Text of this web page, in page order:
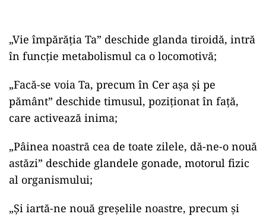
„Vie împărăţia Ta” deschide glanda tiroidă, intră
în funcție metabolismul ca o locomotivă;
„Facă-se voia Ta, precum în Cer aşa şi pe
pământ” deschide timusul, poziționat în faţă,
care activează inima;
„Pâinea noastră cea de toate zilele, dă-ne-o nouă
astăzi” deschide glandele gonade, motorul fizic
al organismului;
„Şi iartă-ne nouă greşelile noastre, precum şi